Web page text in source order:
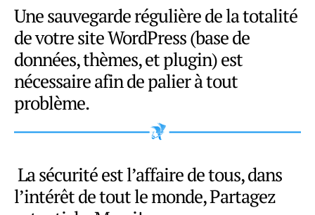
Une sauvegarde régulière de la totalité
de votre site WordPress (base de
données, thèmes, et plugin) est
nécessaire afin de palier à tout
problème.
La sécurité est l’affaire de tous, dans
l’intérêt de tout le monde, Partagez